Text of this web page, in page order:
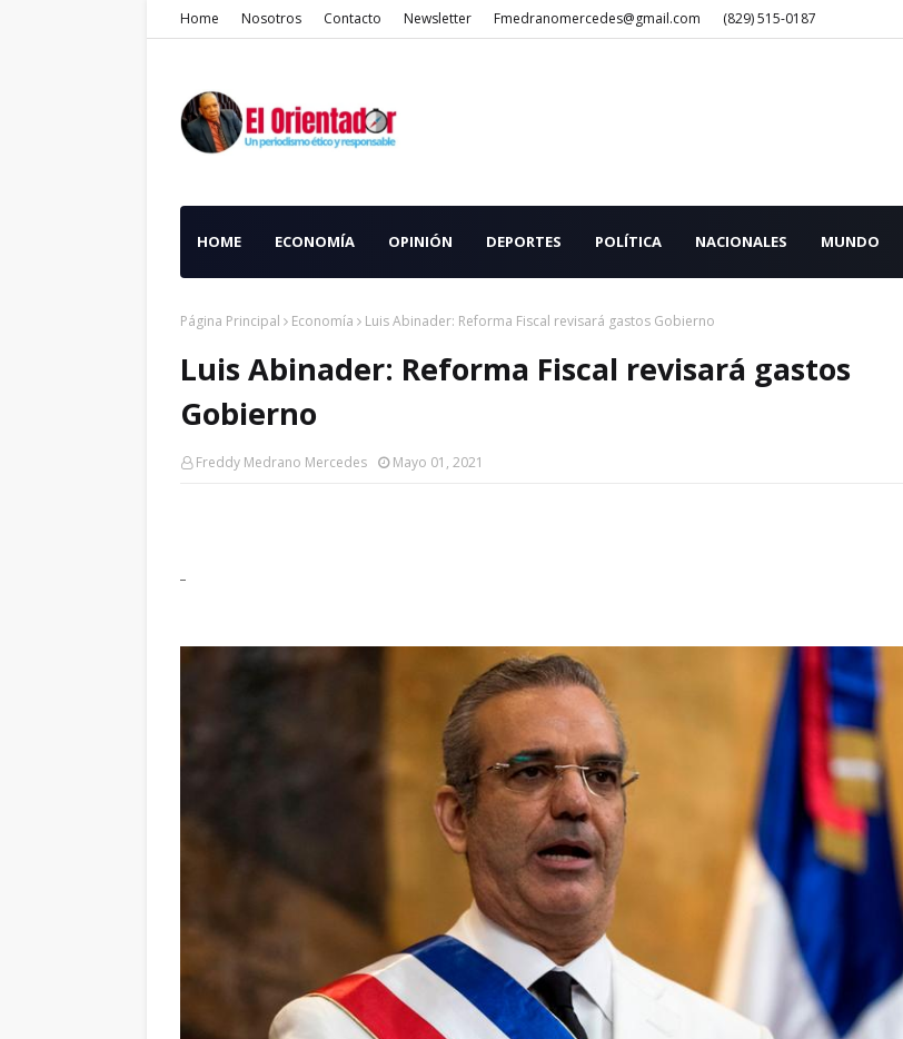
Home Nosotros Contacto Newsletter Fmedranomercedes@gmail.com (829) 515-0187
HOME ECONOMÍA OPINIÓN DEPORTES POLÍTICA NACIONALES MUNDO
Página Principal Economía Luis Abinader: Reforma Fiscal revisará gastos Gobierno
Luis Abinader: Reforma Fiscal revisará gastos
Gobierno
Freddy Medrano Mercedes Mayo 01, 2021